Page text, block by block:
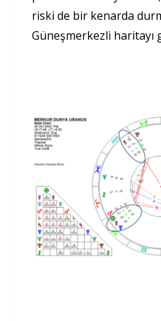
riski de bir kenarda
Güneşmerkezli haritayı